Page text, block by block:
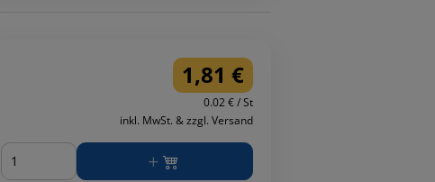
1,81 €
0.02 € / St
inkl. MwSt. & zzgl. Versand
Menge